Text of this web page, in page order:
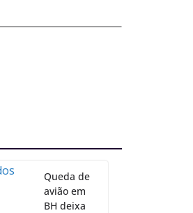
Queda de
avião em
BH deixa